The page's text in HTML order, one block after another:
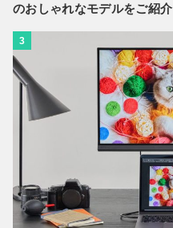
のおしゃれなモデルをご紹介
3